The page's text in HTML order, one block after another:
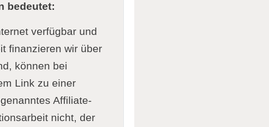
bedeutet:
verfügbar und
finanzieren wir über
können bei
Link zu einer
Affiliate-
nicht, der